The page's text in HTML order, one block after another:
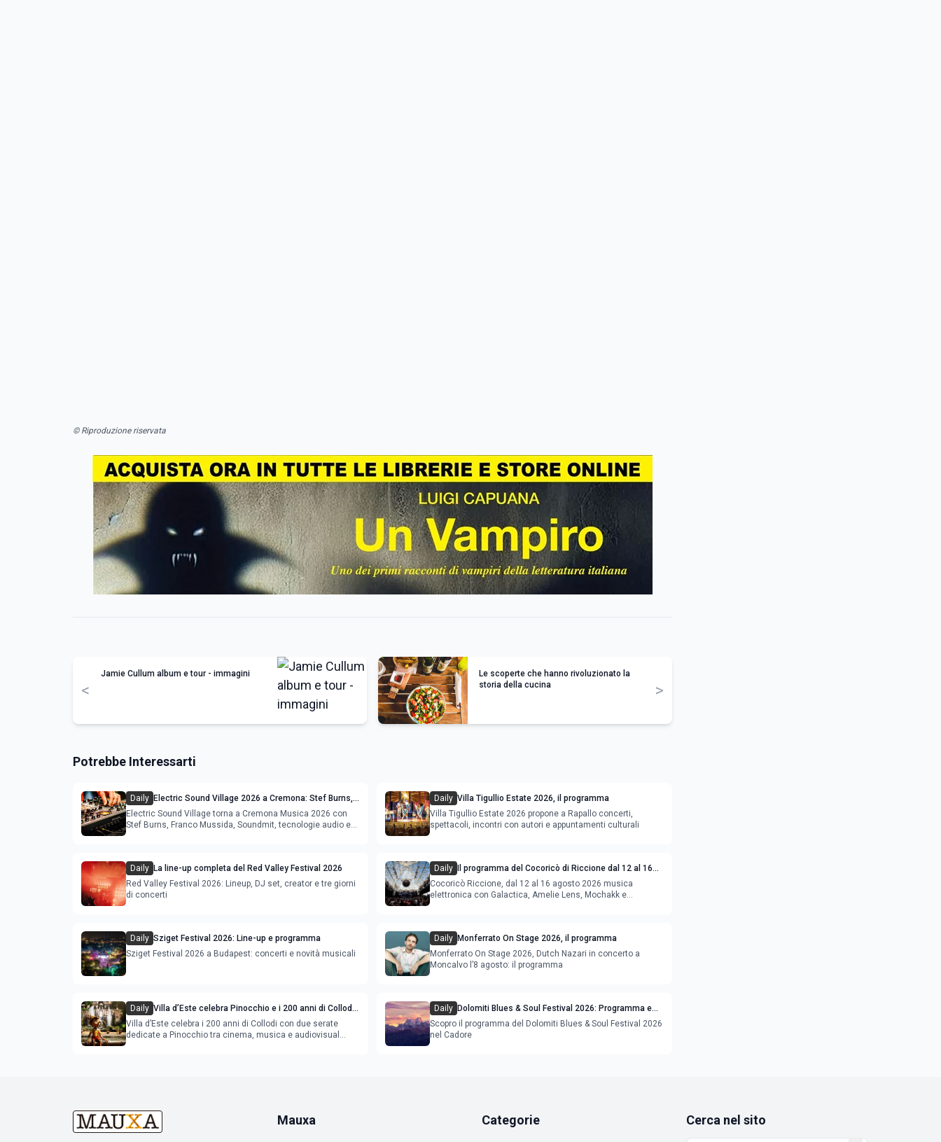
© Riproduzione riservata
<
Jamie Cullum album e tour - immagini
Le scoperte che hanno rivoluzionato la
storia della cucina
>
Potrebbe Interessarti
Daily Electric Sound Village 2026 a Cremona: Stef Burns,
Soundmit e Young Band Contest, il programma
Electric Sound Village torna a Cremona Musica 2026 con
Stef Burns, Franco Mussida, Soundmit, tecnologie audio e
Daily Villa Tigullio Estate 2026, il programma
Villa Tigullio Estate 2026 propone a Rapallo concerti,
spettacoli, incontri con autori e appuntamenti culturali
Daily La line-up completa del Red Valley Festival 2026
Red Valley Festival 2026: Lineup, DJ set, creator e tre giorni
di concerti
Daily Il programma del Cocoricò di Riccione dal 12 al 16
agosto 2026
Cocoricò Riccione, dal 12 al 16 agosto 2026 musica
elettronica con Galactica, Amelie Lens, Mochakk e
Daily Sziget Festival 2026: Line-up e programma
Sziget Festival 2026 a Budapest: concerti e novità musicali
Daily Monferrato On Stage 2026, il programma
Monferrato On Stage 2026, Dutch Nazari in concerto a
Moncalvo l’8 agosto: il programma
Daily Villa d’Este celebra Pinocchio e i 200 anni di Collodi
con cinema, musica e audiovisual mapping
Villa d’Este celebra i 200 anni di Collodi con due serate
dedicate a Pinocchio tra cinema, musica e audiovisual
Daily Dolomiti Blues & Soul Festival 2026: Programma e
Location nel Cadore
Scopro il programma del Dolomiti Blues & Soul Festival 2026
nel Cadore
Mauxa Categorie Cerca nel sito